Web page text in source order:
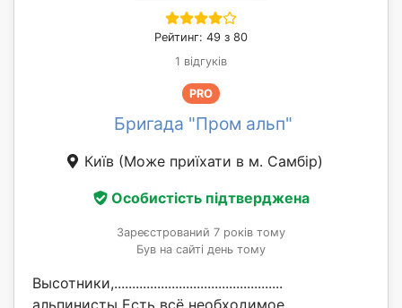
Рейтинг: 49 з 80
1 відгуків
PRO
Бригада "Пром альп"
Київ (Може приїхати в м. Самбір)
Особистість підтверджена
Зареєстрований 7 років тому
Був на сайті день тому
Высотники,...............................................